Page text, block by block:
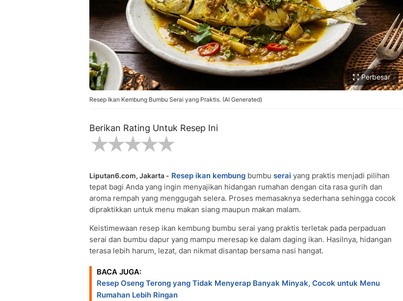
Perbesar
Resep Ikan Kembung Bumbu Serai yang Praktis. (AI Generated)
Berikan Rating Untuk Resep Ini
SUBMIT REVIEW
Liputan6.com, Jakarta - Resep ikan kembung bumbu serai yang praktis menjadi pilihan
tepat bagi Anda yang ingin menyajikan hidangan rumahan dengan cita rasa gurih dan
aroma rempah yang menggugah selera. Proses memasaknya sederhana sehingga cocok
dipraktikkan untuk menu makan siang maupun makan malam.
Keistimewaan resep ikan kembung bumbu serai yang praktis terletak pada perpaduan
serai dan bumbu dapur yang mampu meresap ke dalam daging ikan. Hasilnya, hidangan
terasa lebih harum, lezat, dan nikmat disantap bersama nasi hangat.
BACA JUGA:
Resep Oseng Terong yang Tidak Menyerap Banyak Minyak, Cocok untuk Menu
Rumahan Lebih Ringan